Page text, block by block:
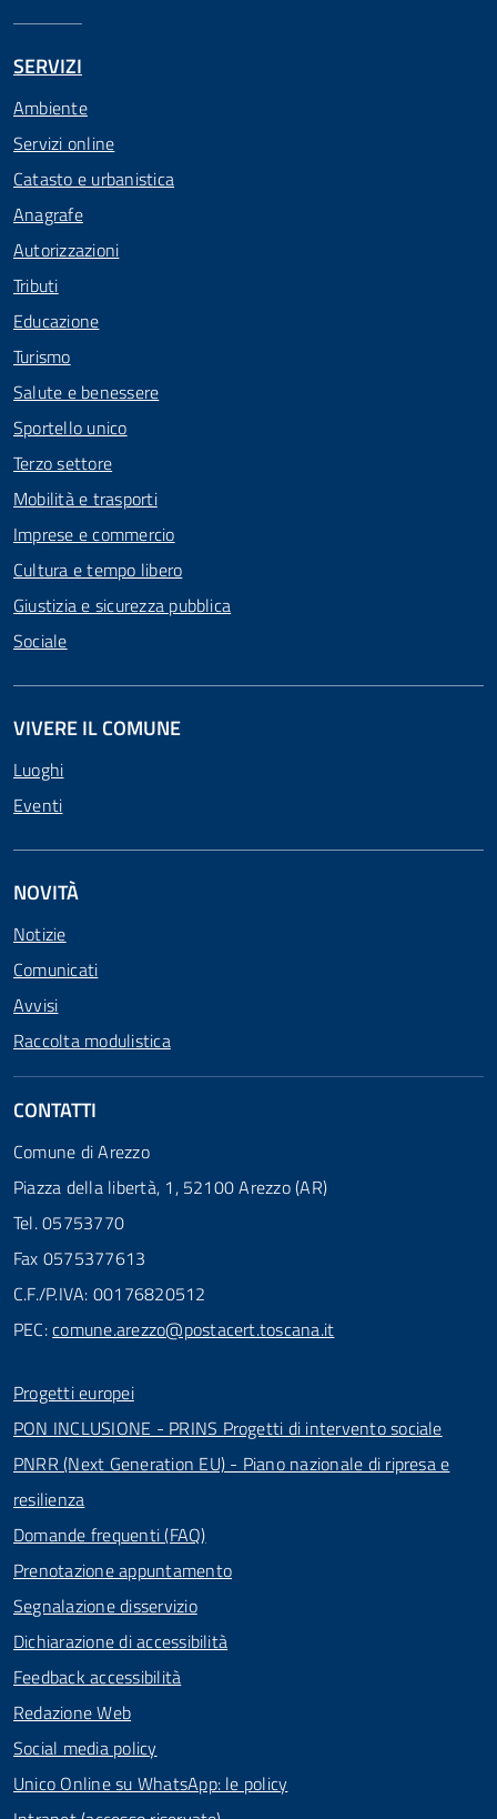
SERVIZI
Ambiente
Servizi online
Catasto e urbanistica
Anagrafe
Autorizzazioni
Tributi
Educazione
Turismo
Salute e benessere
Sportello unico
Terzo settore
Mobilità e trasporti
Imprese e commercio
Cultura e tempo libero
Giustizia e sicurezza pubblica
Sociale
VIVERE IL COMUNE
Luoghi
Eventi
NOVITÀ
Notizie
Comunicati
Avvisi
Raccolta modulistica
CONTATTI
Comune di Arezzo
Piazza della libertà, 1, 52100 Arezzo (AR)
Tel. 05753770
Fax 0575377613
C.F./P.IVA: 00176820512
PEC:comune.arezzo@postacert.toscana.it
Progetti europei
PON INCLUSIONE - PRINS Progetti di intervento sociale
PNRR (Next Generation EU) - Piano nazionale di ripresa e
resilienza
Domande frequenti (FAQ)
Prenotazione appuntamento
Segnalazione disservizio
Dichiarazione di accessibilità
Feedback accessibilità
Redazione Web
Social media policy
Unico Online su WhatsApp: le policy